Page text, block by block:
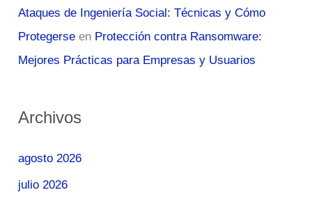
Ataques de Ingeniería Social: Técnicas y Cómo
Protegerse en Protección contra Ransomware:
Mejores Prácticas para Empresas y Usuarios
Archivos
agosto 2026
julio 2026